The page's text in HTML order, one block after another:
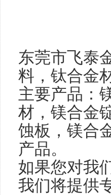
东莞市飞泰
料，钛合金
主要产品：
材，镁合金
蚀板，镁合
产品。
如果您对我
我们将提供